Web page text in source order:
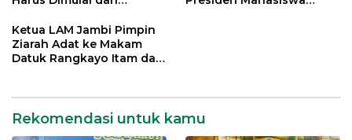
Indonesia Emas 2045
Ketua LAM Jambi Pimpin
Ziarah Adat ke Makam
Datuk Rangkayo Itam dan
Rekomendasi untuk kamu